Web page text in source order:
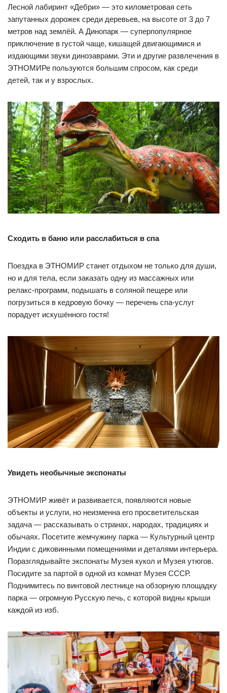
Лесной лабиринт «Дебри» — это километровая сеть
запутанных дорожек среди деревьев, на высоте от 3 до 7
метров над землёй. А Динопарк — суперпопулярное
приключение в густой чаще, кишащей двигающимися и
издающими звуки динозаврами. Эти и другие развлечения в
ЭТНОМИРе пользуются большим спросом, как среди
детей, так и у взрослых.
Сходить в баню или расслабиться в спа
Поездка в ЭТНОМИР станет отдыхом не только для души,
но и для тела, если заказать одну из массажных или
релакс-программ, подышать в соляной пещере или
погрузиться в кедровую бочку — перечень спа-услуг
порадует искушённого гостя!
Увидеть необычные экспонаты
ЭТНОМИР живёт и развивается, появляются новые
объекты и услуги, но неизменна его просветительская
задача — рассказывать о странах, народах, традициях и
обычаях. Посетите жемчужину парка — Культурный центр
Индии с диковинными помещениями и деталями интерьера.
Поразглядывайте экспонаты Музея кукол и Музея утюгов.
Посидите за партой в одной из комнат Музея СССР.
Поднимитесь по винтовой лестнице на обзорную площадку
парка — огромную Русскую печь, с которой видны крыши
каждой из изб.